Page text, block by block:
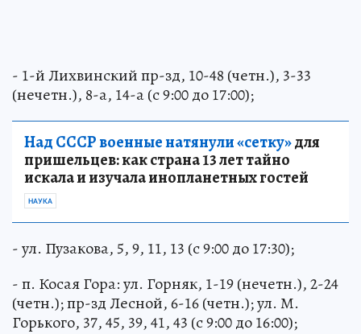
- 1-й Лихвинский пр-зд, 10-48 (четн.), 3-33
(нечетн.), 8-а, 14-а (с 9:00 до 17:00);
Над СССР военные натянули «сетку»для
пришельцев: как страна 13 лет тайно
искала и изучала инопланетных гостей
НАУКА
- ул. Пузакова, 5, 9, 11, 13 (с 9:00 до 17:30);
- п. Косая Гора: ул. Горняк, 1-19 (нечетн.), 2-24
(четн.); пр-зд Лесной, 6-16 (четн.); ул. М.
Горького, 37, 45, 39, 41, 43 (с 9:00 до 16:00);